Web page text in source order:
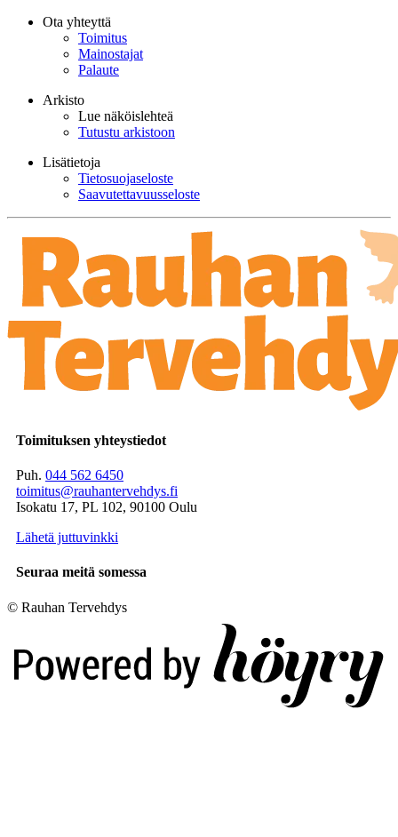
Ota yhteyttä
Toimitus
Mainostajat
Palaute
Arkisto
Lue näköislehteä
Tutustu arkistoon
Lisätietoja
Tietosuojaseloste
Saavutettavuusseloste
Toimituksen yhteystiedot
Puh. 044 562 6450
toimitus@rauhantervehdys.fi
Isokatu 17, PL 102, 90100 Oulu
Lähetä juttuvinkki
Seuraa meitä somessa
© Rauhan Tervehdys